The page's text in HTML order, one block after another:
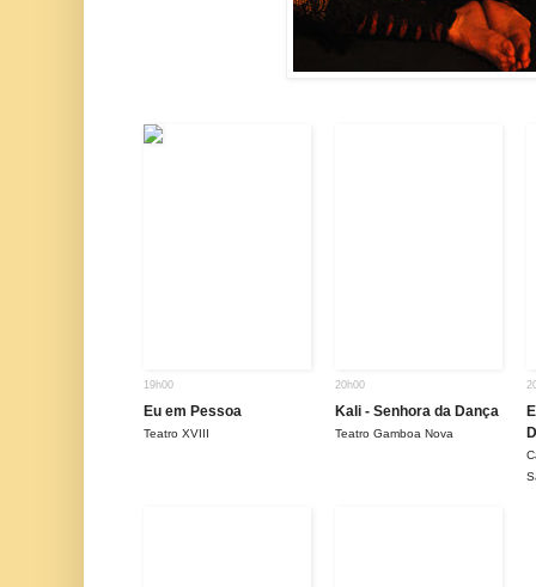
19h00
Eu em Pessoa
Teatro XVIII
20h00
Kali - Senhora da Dança
Teatro Gamboa Nova